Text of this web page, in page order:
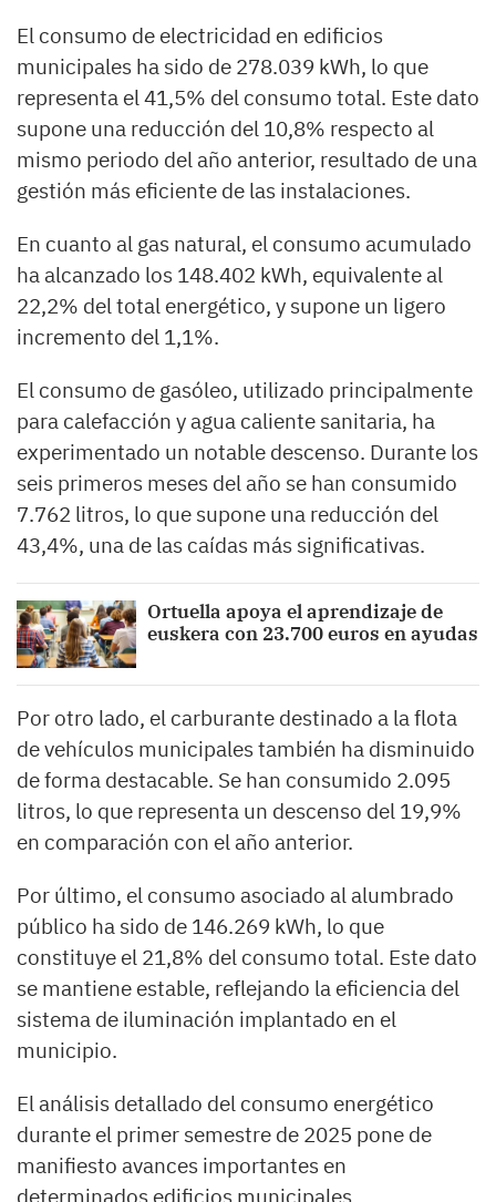
El consumo de electricidad en edificios
municipales ha sido de 278.039 kWh, lo que
representa el 41,5% del consumo total. Este dato
supone una reducción del 10,8% respecto al
mismo periodo del año anterior, resultado de una
gestión más eficiente de las instalaciones.
En cuanto al gas natural, el consumo acumulado
ha alcanzado los 148.402 kWh, equivalente al
22,2% del total energético, y supone un ligero
incremento del 1,1%.
El consumo de gasóleo, utilizado principalmente
para calefacción y agua caliente sanitaria, ha
experimentado un notable descenso. Durante los
seis primeros meses del año se han consumido
7.762 litros, lo que supone una reducción del
43,4%, una de las caídas más significativas.
Ortuella apoya el aprendizaje de
euskera con 23.700 euros en ayudas
Por otro lado, el carburante destinado a la flota
de vehículos municipales también ha disminuido
de forma destacable. Se han consumido 2.095
litros, lo que representa un descenso del 19,9%
en comparación con el año anterior.
Por último, el consumo asociado al alumbrado
público ha sido de 146.269 kWh, lo que
constituye el 21,8% del consumo total. Este dato
se mantiene estable, reflejando la eficiencia del
sistema de iluminación implantado en el
municipio.
El análisis detallado del consumo energético
durante el primer semestre de 2025 pone de
manifiesto avances importantes en
determinados edificios municipales.